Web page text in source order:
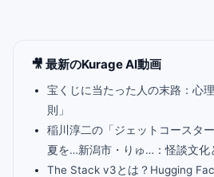
🎥 最新のKurage AI動画
宝くじに当たった人の末路：心
則」
稲川淳二の「ジェットコースタ
夏を…新潟市・りゅ…：怪談文化
The Stack v3とは？Hugging